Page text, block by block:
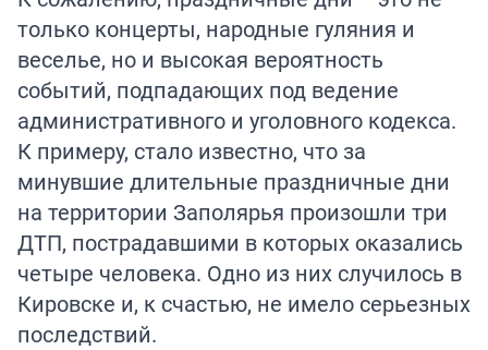
только концерты, народные гуляния и
веселье, но и высокая вероятность
событий, подпадающих под ведение
административного и уголовного кодекса.
К примеру, стало известно, что за
минувшие длительные праздничные дни
на территории Заполярья произошли три
ДТП, пострадавшими в которых оказались
четыре человека. Одно из них случилось в
Кировске и, к счастью, не имело серьезных
последствий.